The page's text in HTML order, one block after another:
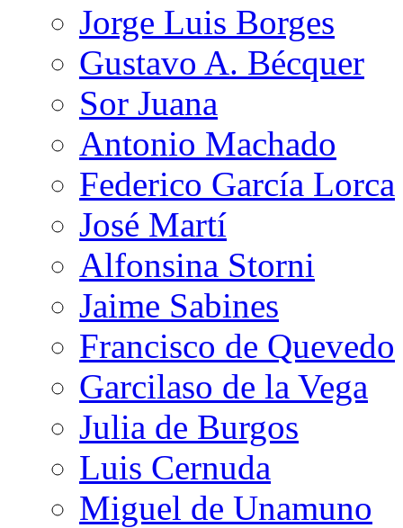
Jorge Luis Borges
Gustavo A. Bécquer
Sor Juana
Antonio Machado
Federico García Lorca
José Martí
Alfonsina Storni
Jaime Sabines
Francisco de Quevedo
Garcilaso de la Vega
Julia de Burgos
Luis Cernuda
Miguel de Unamuno